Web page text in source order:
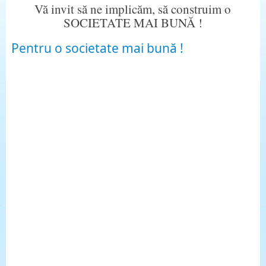
Vă invit să ne implicăm, să construim o
SOCIETATE MAI BUNĂ !
Pentru o societate mai bună !